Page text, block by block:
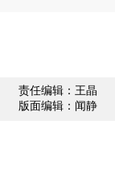
责任编辑：王晶
版面编辑：闻静